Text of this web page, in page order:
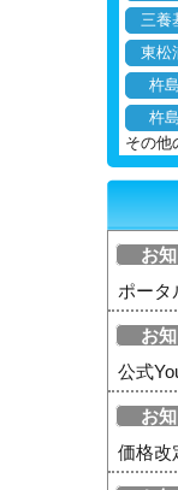
三養
東松
杵
杵
その他
お
ポータ
お
公式
お
価格改